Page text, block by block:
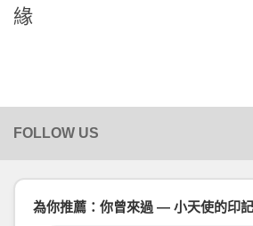
緣
為你推薦：你曾來過 — 小天使的印記